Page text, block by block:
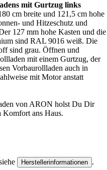
mit Gurtzug links
cm breite und 121,5 cm hohe
und Hitzeschutz und
127 mm hohe Kasten und die
sind RAL 9016 weiß. Die
sind grau. Öffnen und
mit einem Gurtzug, der
Vorbaurollladen auch in
mit Motor anstatt
von ARON holst Du Dir
Komfort ans Haus.
Herstellerinformationen .